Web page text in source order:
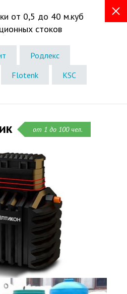
без выходных
до 19:00
в г. Казань
от 0,5 до 40 м.куб
стоков
Родлекс
Flotenk
KSC
от 1 до 100 чел.